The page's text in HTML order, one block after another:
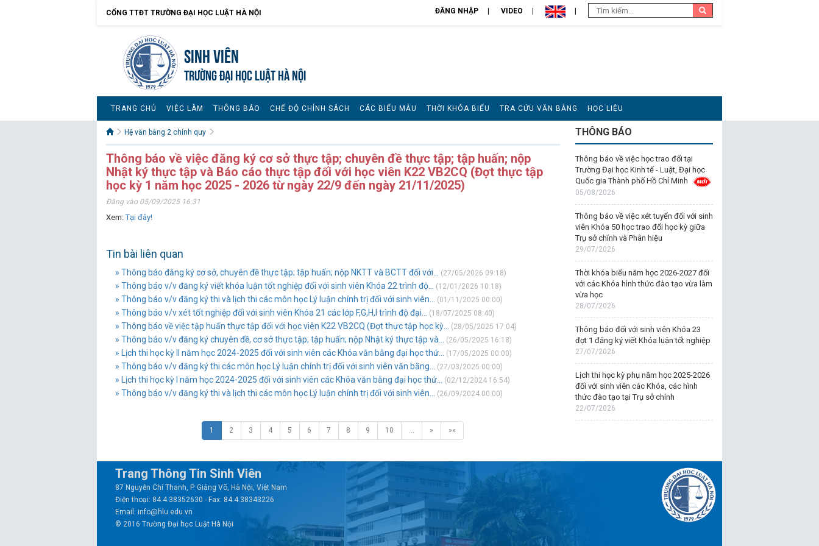
CỔNG TTĐT TRƯỜNG ĐẠI HỌC LUẬT HÀ NỘI ĐĂNG NHẬP VIDEO
Sinh viên
TRƯỜNG ĐẠI HỌC LUẬT HÀ NỘI
TRANG CHỦ VIỆC LÀM THÔNG BÁO CHẾ ĐỘ CHÍNH SÁCH CÁC BIỂU MẪU THỜI KHÓA BIỂU TRA CỨU VĂN BẰNG HỌC LIỆU
Hệ văn bằng 2 chính quy
Thông báo về việc đăng ký cơ sở thực tập; chuyên đề thực tập; tập huấn; nộp
Nhật ký thực tập và Báo cáo thực tập đối với học viên K22 VB2CQ (Đợt thực tập
học kỳ 1 năm học 2025 - 2026 từ ngày 22/9 đến ngày 21/11/2025)
Đăng vào 05/09/2025 16:31
Xem:Tại đây!
Tin bài liên quan
» Thông báo đăng ký cơ sở, chuyên đề thực tập; tập huấn; nộp NKTT và BCTT đối với... (27/05/2026 09:18)
» Thông báo v/v đăng ký viết khóa luận tốt nghiệp đối với sinh viên Khóa 22 trình độ... (12/01/2026 10:18)
» Thông báo v/v đăng ký thi và lịch thi các môn học Lý luận chính trị đối với sinh viên... (01/11/2025 00:00)
» Thông báo v/v xét tốt nghiệp đối với sinh viên Khóa 21 các lớp F,G,H,I trình độ đại... (18/07/2025 08:40)
» Thông báo về việc tập huấn thực tập đối với học viên K22 VB2CQ (Đợt thực tập học kỳ... (28/05/2025 17:04)
» Thông báo v/v đăng ký chuyên đề, cơ sở thực tập; tập huấn; nộp Nhật ký thực tập và... (26/05/2025 16:18)
» Lịch thi học kỳ II năm học 2024-2025 đối với sinh viên các Khóa văn bằng đại học thứ... (17/05/2025 00:00)
» Thông báo v/v đăng ký thi các môn học Lý luận chính trị đối với sinh viên văn bằng... (27/03/2025 00:00)
» Lịch thi học kỳ I năm học 2024-2025 đối với sinh viên các Khóa văn bằng đại học thứ... (02/12/2024 16:54)
» Thông báo v/v đăng ký thi và lịch thi các môn học Lý luận chính trị đối với sinh viên... (26/09/2024 00:00)
1 2 3 4 5 6 7 8 9 10 … » »»
THÔNG BÁO
Thông báo về việc học trao đổi tại
Trường Đại học Kinh tế - Luật, Đại học
Quốc gia Thành phố Hồ Chí Minh
05/08/2026
Thông báo về việc xét tuyển đối với sinh
viên Khóa 50 học trao đổi học kỳ giữa
Trụ sở chính và Phân hiệu
29/07/2026
Thời khóa biểu năm học 2026-2027 đối
với các Khóa hình thức đào tạo vừa làm
vừa học
28/07/2026
Thông báo đối với sinh viên Khóa 23
đợt 1 đăng ký viết Khóa luận tốt nghiệp
27/07/2026
Lịch thi học kỳ phụ năm học 2025-2026
đối với sinh viên các Khóa, các hình
thức đào tạo tại Trụ sở chính
22/07/2026
Trang Thông Tin Sinh Viên
87 Nguyễn Chí Thanh, P. Giảng Võ, Hà Nội, Việt Nam
Điện thoại: 84.4.38352630 - Fax: 84.4.38343226
Email: info@hlu.edu.vn
© 2016 Trường Đại học Luật Hà Nội